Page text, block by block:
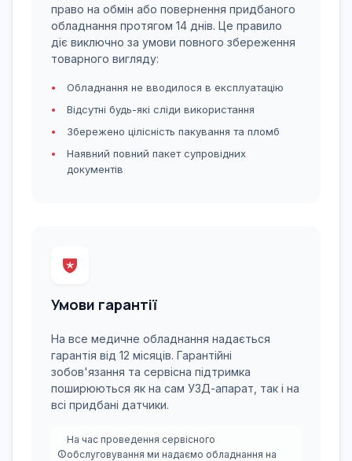
право на обмін або повернення придбаного
обладнання протягом 14 днів. Це правило
діє виключно за умови повного збереження
товарного вигляду:
Обладнання не вводилося в експлуатацію
Відсутні будь-які сліди використання
Збережено цілісність пакування та пломб
Наявний повний пакет супровідних
документів
Умови гарантії
На все медичне обладнання надається
гарантія від 12 місяців. Гарантійні
зобов'язання та сервісна підтримка
поширюються як на сам УЗД-апарат, так і на
всі придбані датчики.
На час проведення сервісного
обслуговування ми надаємо обладнання на